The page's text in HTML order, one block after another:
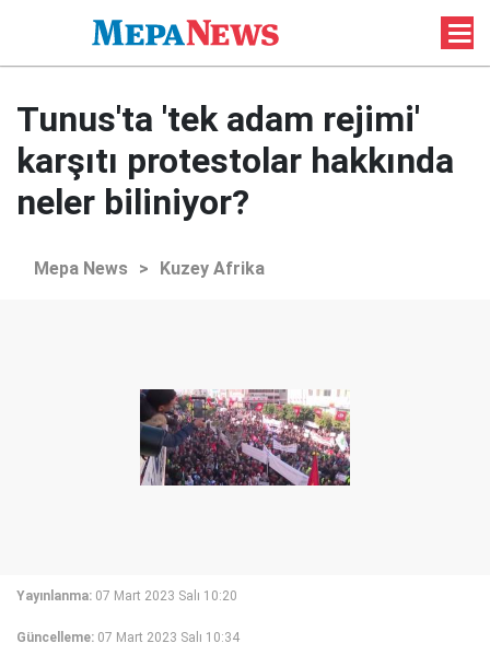
Tunus'ta 'tek adam rejimi'
karşıtı protestolar hakkında
neler biliniyor?
Mepa News > Kuzey Afrika
Yayınlanma: 07 Mart 2023 Salı 10:20
Güncelleme: 07 Mart 2023 Salı 10:34